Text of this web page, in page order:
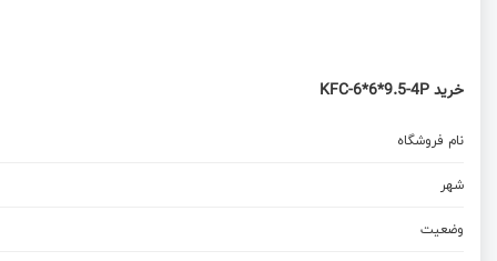
خرید KFC-6*6*9.5-4P
نام فروشگاه
شهر
وضعیت